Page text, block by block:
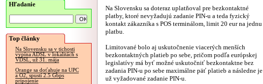
Hľadanie
Top články
Na Slovensku sa v tichosti
vypína ADSL v lokalitách s
VDSL, už 31. mája
Orange sa doťahuje na UPC
a O2, spustí 2.5 Gbps
pripojenie
Na Slovensku sa doteraz uplatňoval pre bezkontaktné
platby, ktoré nevyžadujú zadanie PIN-u a teda fyzický
kontakt zákazníka s POS terminálom, limit 20 eur na jednu
platbu.
Limitované bolo aj uskutočnenie viacerých menších
bezkontaktných platieb po sebe, pričom podľa európskej
legislatívy má byť možné uskutočniť bezkontaktne bez
zadania PIN-u po sebe maximálne päť platieb a následne je
už vyžadované zadanie PIN-u.